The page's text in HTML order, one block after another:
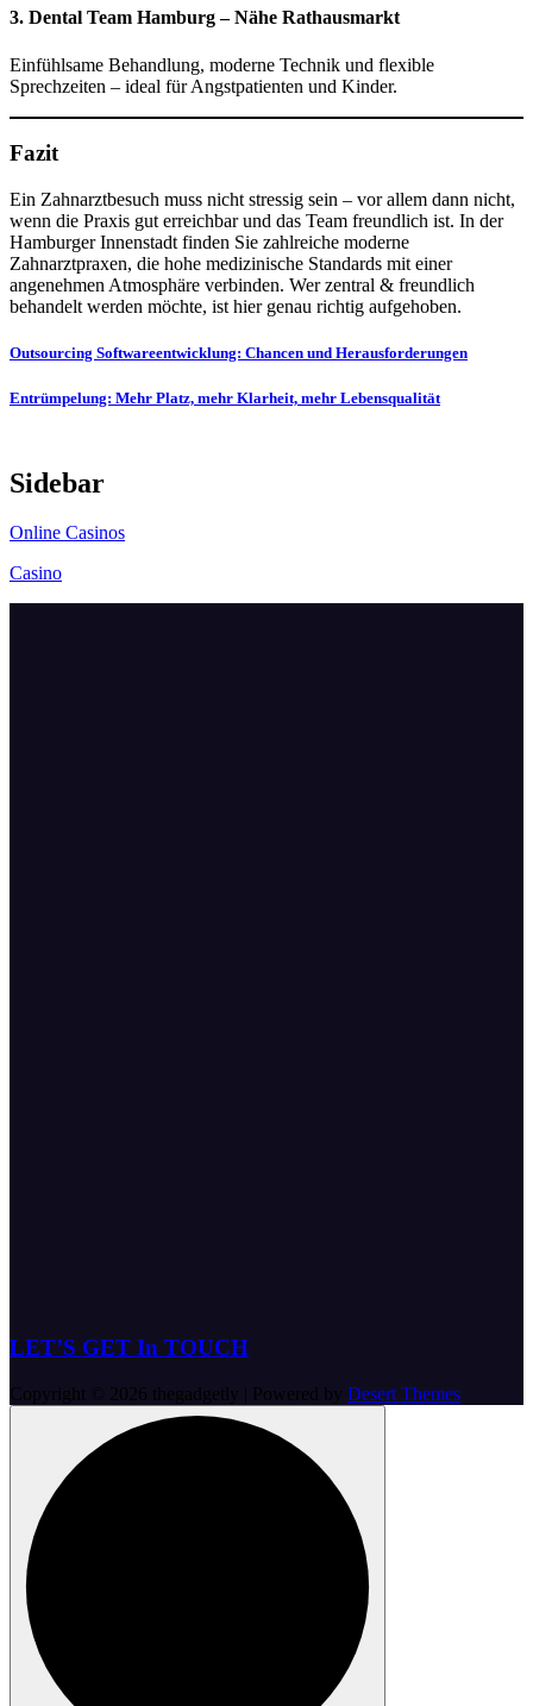
3. Dental Team Hamburg – Nähe Rathausmarkt
Einfühlsame Behandlung, moderne Technik und flexible
Sprechzeiten – ideal für Angstpatienten und Kinder.
Fazit
Ein Zahnarztbesuch muss nicht stressig sein – vor allem dann nicht,
wenn die Praxis gut erreichbar und das Team freundlich ist. In der
Hamburger Innenstadt finden Sie zahlreiche moderne
Zahnarztpraxen, die hohe medizinische Standards mit einer
angenehmen Atmosphäre verbinden. Wer zentral & freundlich
behandelt werden möchte, ist hier genau richtig aufgehoben.
Post
navigation
Outsourcing Softwareentwicklung: Chancen und Herausforderungen
Entrümpelung: Mehr Platz, mehr Klarheit, mehr Lebensqualität
Sidebar
Online Casinos
Casino
LET’S GET In TOUCH
Copyright © 2026 thegadgetly | Powered by Desert Themes